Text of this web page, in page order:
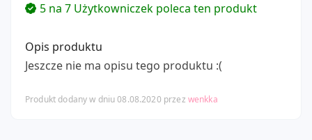
5 na 7 Użytkowniczek poleca ten produkt
Opis produktu
Jeszcze nie ma opisu tego produktu :(
Produkt dodany w dniu 08.08.2020 przez wenkka